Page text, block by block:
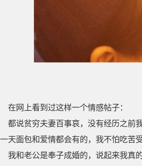
在网上看到过这样一个情感帖子：
都说贫穷夫妻百事哀，没有经历之前
一天面包和爱情都会有的，我不怕吃苦
我和老公是奉子成婚的，说起来我真